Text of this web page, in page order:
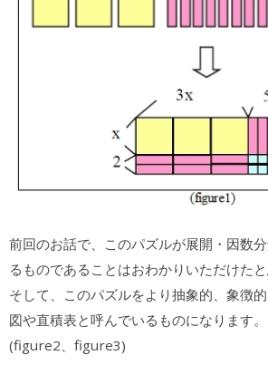
前回のお話で、このパズルが展開・因数
るものであることはおわかりいただけたと
そして、このパズルをより抽象的、象徴
図や直積表と呼んでいるものになります。
(figure2、figure3)